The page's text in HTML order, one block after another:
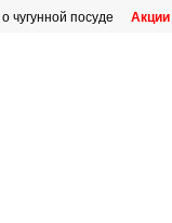
чугунной посуде
Акции